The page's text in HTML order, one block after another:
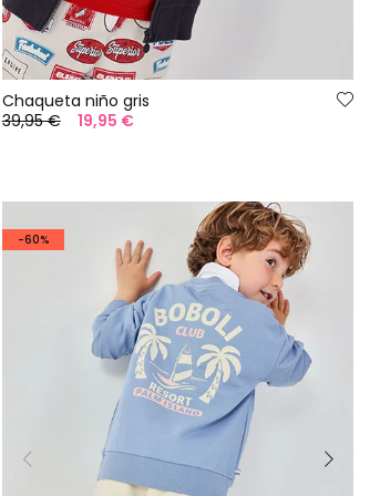
Chaqueta niño gris
39,95 €
19,95 €
-60%